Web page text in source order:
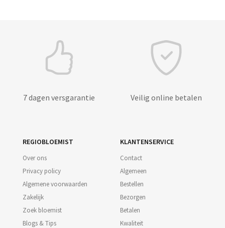
7 dagen versgarantie Veilig online betalen
REGIOBLOEMIST
Over ons
Privacy policy
Algemene voorwaarden
Zakelijk
Zoek bloemist
Blogs & Tips
KLANTENSERVICE
Contact
Algemeen
Bestellen
Bezorgen
Betalen
Kwaliteit